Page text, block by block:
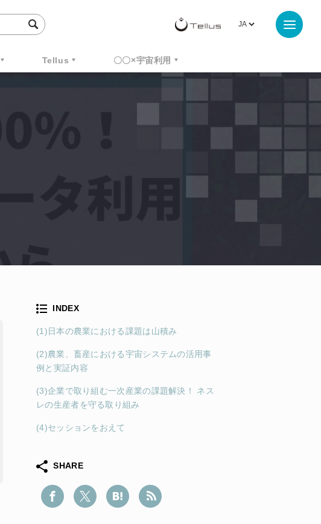
Tellus 〇〇×宇宙利用
INDEX
(1)日本の農業における課題は山積み
(2)農業、畜産における宇宙システムの活用事
例と実証内容
(3)企業で取り組む一次産業の課題解決！ ネス
レの生産者を守る取り組み
(4)セッションをおえて
SHARE